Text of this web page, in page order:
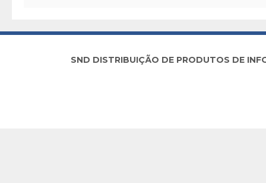
SND DISTRIBUIÇÃO DE PRODUTOS DE